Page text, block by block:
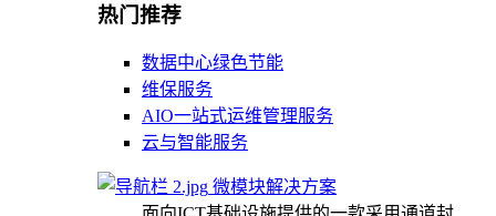
热门推荐
数据中心绿色节能
维保服务
AIO一站式运维管理服务
云与智能服务
微模块解决方案